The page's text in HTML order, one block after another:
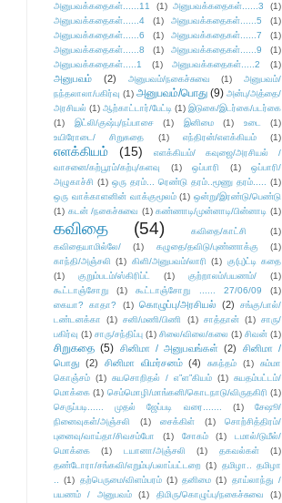
அனுபவக்கதைகள்......11
(1) அனுபவக்கதைகள்......3
(1)
அனுபவக்கதைகள்......4
(1) அனுபவக்கதைகள்......5
(1)
அனுபவக்கதைகள்......6
(1) அனுபவக்கதைகள்......7
(1)
அனுபவக்கதைகள்......8
(1) அனுபவக்கதைகள்......9
(1)
அனுபவக்கதைகள்.....1
(1) அனுபவக்கதைகள்.....2 (1)
அனுபவம் (2) அனுபவம்/நகைச்சுவை (1)
அனுபவம்/
நந்தலாலா/பகிர்வு (1) அனுபவம்/பொது (9) அன்பு/அத்தை/
அரசியல் (1) ஆற்காட்டார்/பேட்டி (1) இடுகை/இடர்கை/படர்கை
(1)
இட்லி/குஷ்பு/நப்பாசை (1) இனிமை (1) உடை
(1)
உயிரோடை/ சிறுகதை
(1) எந்திரன்/எளக்கியம் (1)
எளக்கியம் (15)
எளக்கியம்/ கவுஜை/அரசியல் /
வாசனை/கற்பூரம்/கற்பு/களவு
(1) ஒப்பாரி (1)
ஒப்பாரி/
அழுகாச்சி (1) ஒரு தரம்... ரெண்டு தரம்..மூணு தரம்..... (1)
ஒரு வாக்காளனின் வாக்குமூலம் (1) ஒன்று/இரண்டு/பெண்டு
(1) கடன் /நகைச்சுவை (1) கண்ணாடி/முன்னாடி/பின்னாடி (1)
கவிதை (54) கவிதை/காட்சி
(1)
கவிதையாமில்லே/
(1) கழுதை/தவிடு/புண்ணாக்கு
(1)
காந்தி/அஞ்சலி (1) கிளி/அனுபவம்/லாரி (1) கு(பு)ட்டி கதை
(1)
குறும்படம்/ஸ்கிரிப்ட் (1) குற்றாலம்/பயணம்/
(1)
கூட்டாஞ்சோறு
(1) கூட்டாஞ்சோறு ...... 27/06/09
(1)
கையா? காதா?
(1) கொழுப்பு/அரசியல் (2)
சங்கு/பால்/
டண்டனக்கா
(1) சனி/மணி/பிணி (1) சாத்தான் (1) சாரு/
பகிர்வு (1) சாரு/சந்திப்பு (1) சிலை/விலை/கலை (1) சிவன் (1)
சிறுகதை (5) சினிமா / அனுபவங்கள் (2)
சினிமா /
பொது (2) சினிமா விமர்சனம் (4) சுகந்தம் (1)
சும்மா
கொஞ்சம் (1) சுயசொறிதல் / எ”ள”கியம் (1) சுயதம்பட்டம்/
மொக்கை (1) செம்மொழி/மாங்கனி/கொடநாடு/விருதகிரி (1)
செருப்படி...... முதல் ஜேப்படி வரை.......
(1)
சேஷூ/
நினைவுகள்/அஞ்சலி
(1) சைக்கிள் (1)
சொற்சித்திரம்/
புனைவு/வாய்தா/சிவசம்போ
(1) சோகம் (1)
டமால்/டுமீல்/
மொக்கை
(1) டயானா/அஞ்சலி (1) தகவல்கள்
(1)
தண்டோரா/சங்கவி/எறும்பு/பலாப்பட்டறை (1) தமிழா.. தமிழா
.. (1) தற்பெருமை/விளம்பரம் (1) தனிமை (1) தாய்லாந்து /
பயணம் / அனுபவம்
(1) திமிரு/கொழுப்பு/நகைச்சுவை
(1)